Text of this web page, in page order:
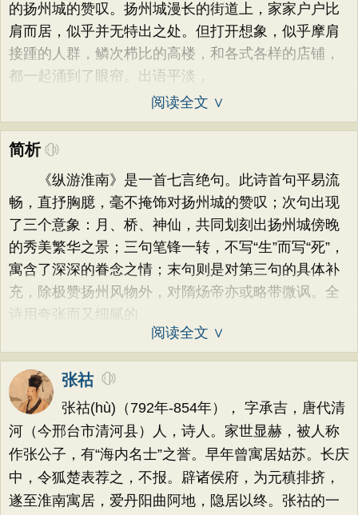
的扬州城的赞叹。扬州城漫长的街道上，家家户户比
肩而居，似乎并无特出之处。但打开想象，似乎摩肩
接踵的人群，鳞次栉比的高楼，和各式各样的店铺，
都一起涌到了眼帘。出语平淡，
阅读全文 ∨
简析
《纵游淮南》是一首七言绝句。此诗首句平易流
畅，直抒胸臆，毫不掩饰对扬州城的赞叹；次句出现
了三个意象：月、桥、神仙，共同划刻出扬州城傍晚
的秀美繁华之景；三句笔锋一转，不写“生”而写“死”，
寓含了深深的眷念之情；末句则是对第三句的具体补
充，除极赞扬州风物外，对隋炀帝亦或略带微讽。全
诗用夸张而又细腻的
阅读全文 ∨
张祜
张祜(hù)（792年-854年）， 字承吉，唐代清
河（今邢台市清河县）人，诗人。家世显赫，被人称
作张公子，有“海内名士”之誉。早年曾寓居姑苏。长庆
中，令狐楚表荐之，不报。辟诸侯府，为元稹排挤，
遂至淮南寓居，爱丹阳曲阿地，隐居以终。张祜的一